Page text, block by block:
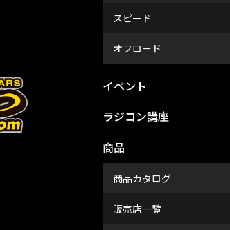
スピード
オフロード
イベント
ラジコン講座
商品
商品カタログ
販売店一覧